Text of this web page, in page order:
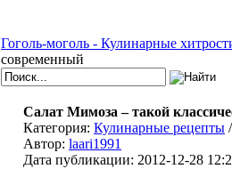
Гоголь-моголь - Кулинарные
современный
Салат Мимоза – такой
Категория: Кулинарные рецепты /
Автор: laari1991
Дата публикации: 2012-12-28